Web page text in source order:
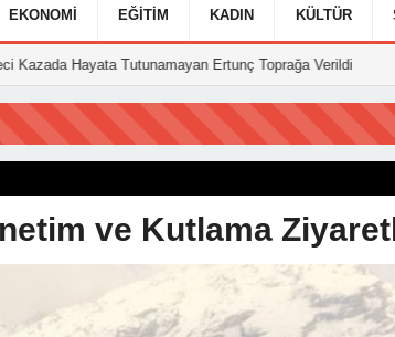
EKONOMI EĞITIM KADIN KÜLTÜR
Tutunamayan Ertunç Toprağa Verildi 15:39
ve Kutlama